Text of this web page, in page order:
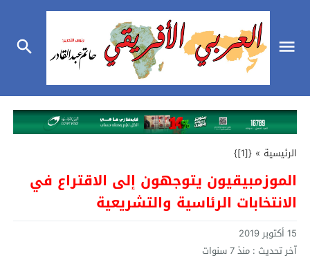
الرئيسية »
{[1]}
الموزمبيقيون يتوجهون إلى الاقتراع في
الانتخابات الرئاسية والتشريعية
15 أكتوبر 2019
آخر تحديث : منذ 7 سنوات